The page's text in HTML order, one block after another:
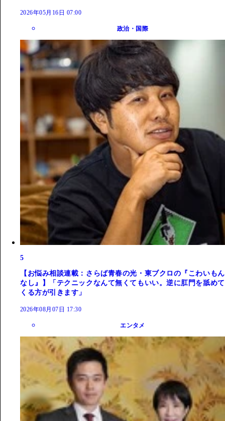
2026年05月16日 07:00
政治・国際
5
【お悩み相談連載：さらば青春の光・東ブクロの『こわいもん
なし』】「テクニックなんて無くてもいい。逆に肛門を舐めて
くる方が引きます」
2026年08月07日 17:30
エンタメ